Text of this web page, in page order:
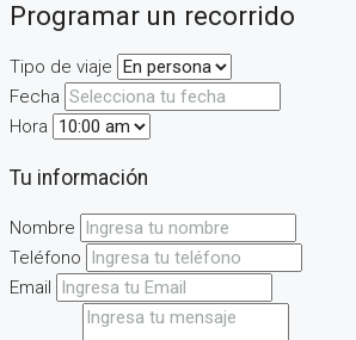
Programar un recorrido
Tipo de viaje
Fecha
Hora
Tu información
Nombre
Teléfono
Email